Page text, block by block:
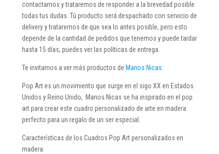
contactarnos y trataremos de responder a la brevedad posible
todas tus dudas. Tú producto será despachado con servicio de
delivery y trataremos de que sea lo antes posible, pero esto
depende de la cantidad de pedidos que tenemos y puede tardar
hasta 15 días, puedes ver las políticas de entrega.
Te invitamos a ver más productos de Manos Nicas
Pop Art es un movimiento que surge en el sigo XX en Estados
Unidos y Reino Unido, Manos Nicas se ha inspirado en el pop
art para crear este cuadro personalizado de arte en madera
perfecto para un regalo de un ser especial.
Características de los Cuadros Pop Art personalizados en
madera: